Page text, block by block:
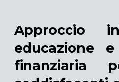
Approccio
educazione
finanziaria